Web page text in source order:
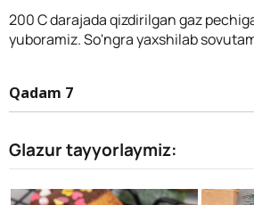
200 C darajada qizdirilgan gaz
yuboramiz. So'ngra yaxshilab
Qadam 7
Glazur tayyorlaymiz: